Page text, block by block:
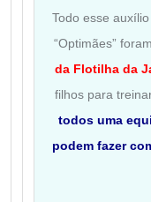
Todo esse
“Optimães”
da Flotilha da
filhos para
todos uma
podem fazer